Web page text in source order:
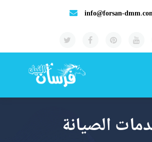
info@forsan-
الصيانة